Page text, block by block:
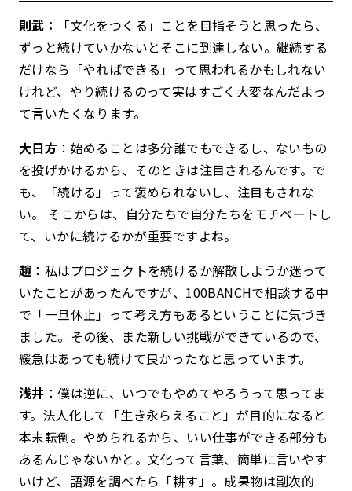
則武：
「文化をつくる」ことを目指そうと思ったら、
ずっと続けていかないとそこに到達しない。継続する
だけなら「やればできる」って思われるかもしれない
けれど、やり続けるのって実はすごく大変なんだよっ
て言いたくなります。
大日方 ：始めることは多分誰でもできるし、ないもの
を投げかけるから、そのときは注目されるんです。で
も、「続ける」って褒められないし、注目もされな
い。 そこからは、自分たちで自分たちをモチベートし
て、いかに続けるかが重要ですよね。
趙 ：私はプロジェクトを続けるか解散しようか迷って
いたことがあったんですが、100BANCHで相談する中
で「一旦休止」って考え方もあるということに気づき
ました。その後、また新しい挑戦ができているので、
緩急はあっても続けて良かったなと思っています。
浅井 ：僕は逆に、いつでもやめてやろうって思ってま
す。法人化して「生き永らえること」が目的になると
本末転倒。やめられるから、いい仕事ができる部分も
あるんじゃないかと。文化って言葉、簡単に言いやす
いけど、語源を調べたら「耕す」。成果物は副次的